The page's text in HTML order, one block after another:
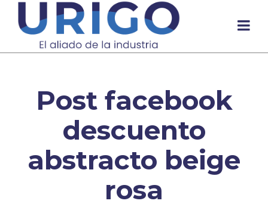
Post facebook
descuento
abstracto beige
rosa